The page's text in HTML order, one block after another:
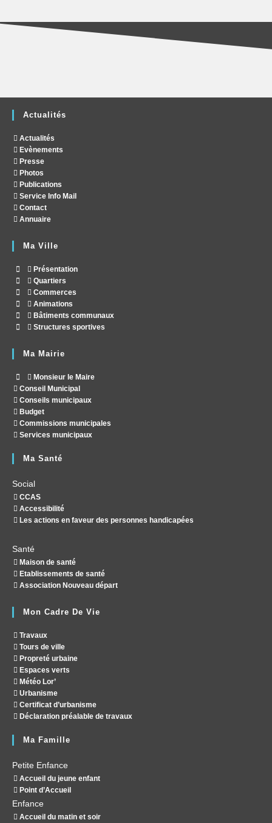
Actualités
Actualités
Evènements
Presse
Photos
Publications
Service Info Mail
Contact
Annuaire
Ma Ville
Présentation
Quartiers
Commerces
Animations
Bâtiments communaux
Structures sportives
Ma Mairie
Monsieur le Maire
Conseil Municipal
Conseils municipaux
Budget
Commissions municipales
Services municipaux
Ma Santé
Social
CCAS
Accessibilité
Les actions en faveur des personnes handicapées
Santé
Maison de santé
Etablissements de santé
Association Nouveau départ
Mon Cadre De Vie
Travaux
Tours de ville
Propreté urbaine
Espaces verts
Météo Lor’
Urbanisme
Certificat d’urbanisme
Déclaration préalable de travaux
Ma Famille
Petite Enfance
Accueil du jeune enfant
Point d’Accueil
Enfance
Accueil du matin et soir